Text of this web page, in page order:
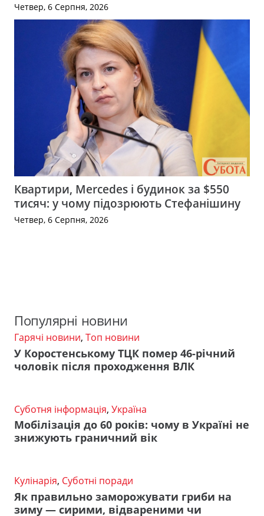
Четвер, 6 Серпня, 2026
Квартири, Mercedes і будинок за $550
тисяч: у чому підозрюють Стефанішину
Четвер, 6 Серпня, 2026
Популярні новини
Гарячі новини, Топ новини
У Коростенському ТЦК помер 46-річний
чоловік після проходження ВЛК
Суботня інформація, Україна
Мобілізація до 60 років: чому в Україні не
знижують граничний вік
Кулінарія, Суботні поради
Як правильно заморожувати гриби на
зиму — сирими, відвареними чи